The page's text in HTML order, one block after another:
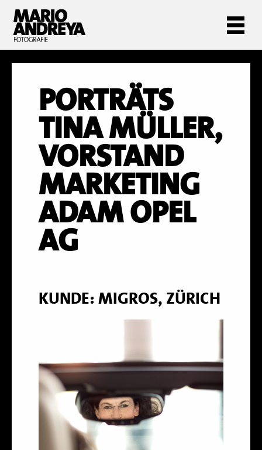
PORTRÄTS
TINA MÜLLER,
VORSTAND
MARKETING
ADAM OPEL
AG
KUNDE: MIGROS, ZÜRICH